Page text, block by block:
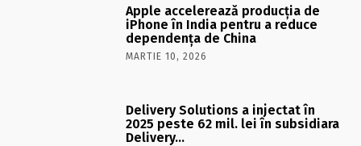
Apple accelerează producția de
iPhone în India pentru a reduce
dependența de China
MARTIE 10, 2026
Delivery Solutions a injectat în
2025 peste 62 mil. lei în subsidiara
Delivery…